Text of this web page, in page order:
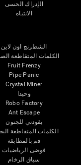
الإدراك الحسى
الانتباه
الشطرنج اون لاين
الكلمات المتقاطعة
Fruit Frenzy
Pipe Panic
Crystal Miner
وحيدا
Robo Factory
Ant Escape
يقودني للجنون
الكلمات المتقاطعة
قم بالمطابقة
فوضى الرياضيات
سباق الرخام